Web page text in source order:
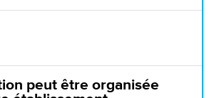
peut être organisée